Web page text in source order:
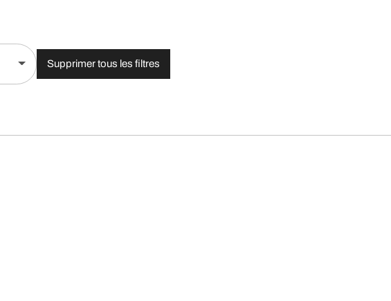
Supprimer tous les filtres